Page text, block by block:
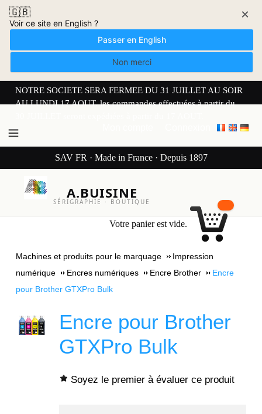
🇬🇧
Voir ce site en English ?
Passer en English
Non merci
×
NOTRE SOCIETE SERA FERMEE DU 31 JUILLET AU SOIR
AU LUNDI 17 AOUT. les commandes effectuées à partir du
SAV FR · Made in France · Depuis 1897
A.BUISINE
SÉRIGRAPHIE · BOUTIQUE
Votre panier est vide.
Machines et produits pour le marquage
Impression
numérique
Encres numériques Encre Brother
Encre
pour Brother GTXPro Bulk
Encre pour Brother
GTXPro Bulk
Soyez le premier à évaluer ce produit